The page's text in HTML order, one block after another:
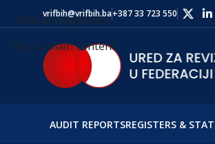
Skip to navigation
Skip to main content
vrifbih@vrifbih.ba+387 33 723 550
AUDIT REPORTSREGISTERS &